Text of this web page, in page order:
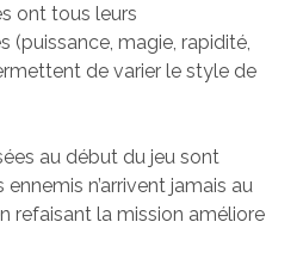
ont tous leurs
(puissance, magie, rapidité,
de varier le style de
au début du jeu sont
n’arrivent jamais au
refaisant la mission améliore